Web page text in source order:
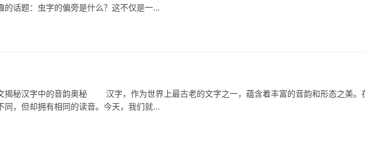
的话题：虫字的偏旁是什么？这不仅是一…
秘汉字中的音韵奥秘 汉字，作为世界上最古老的文字之一，蕴含着丰富的音韵和形态之美。
同，但却拥有相同的读音。今天，我们就…